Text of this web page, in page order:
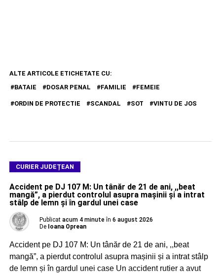
ALTE ARTICOLE ETICHETATE CU:
BATAIE
DOSAR PENAL FAMILIE FEMEIE
ORDIN DE PROTECTIE SCANDAL SOT VINTU DE JOS
CURIER JUDEȚEAN
Accident pe DJ 107 M: Un tânăr de 21 de ani, ,,beat
mangă”, a pierdut controlul asupra mașinii și a intrat
stâlp de lemn și în gardul unei case
Publicat acum 4 minute în 6 august 2026
De Ioana Oprean
Accident pe DJ 107 M: Un tânăr de 21 de ani, ,,beat
mangă”, a pierdut controlul asupra mașinii și a intrat stâlp
de lemn și în gardul unei case Un accident rutier a avut